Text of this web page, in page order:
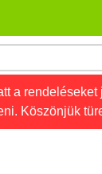
a rendeléseket
Köszönjük
Összes játék
Játékok